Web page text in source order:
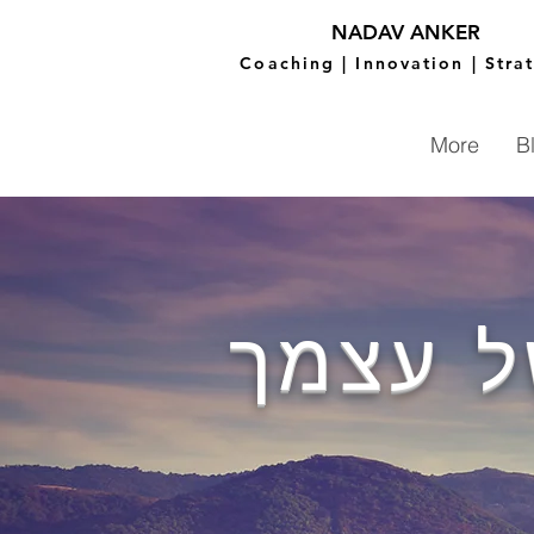
NADAV ANKER
Coaching | Innovation |
More
עצמך